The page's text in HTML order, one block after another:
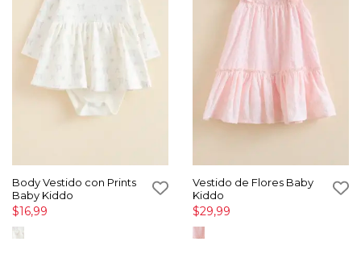
Body Vestido con Prints
Baby Kiddo
$16,99
Vestido de Flores Baby
Kiddo
$29,99